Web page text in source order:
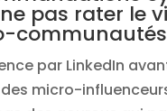
pas rater le
communautés
par LinkedIn
micro-